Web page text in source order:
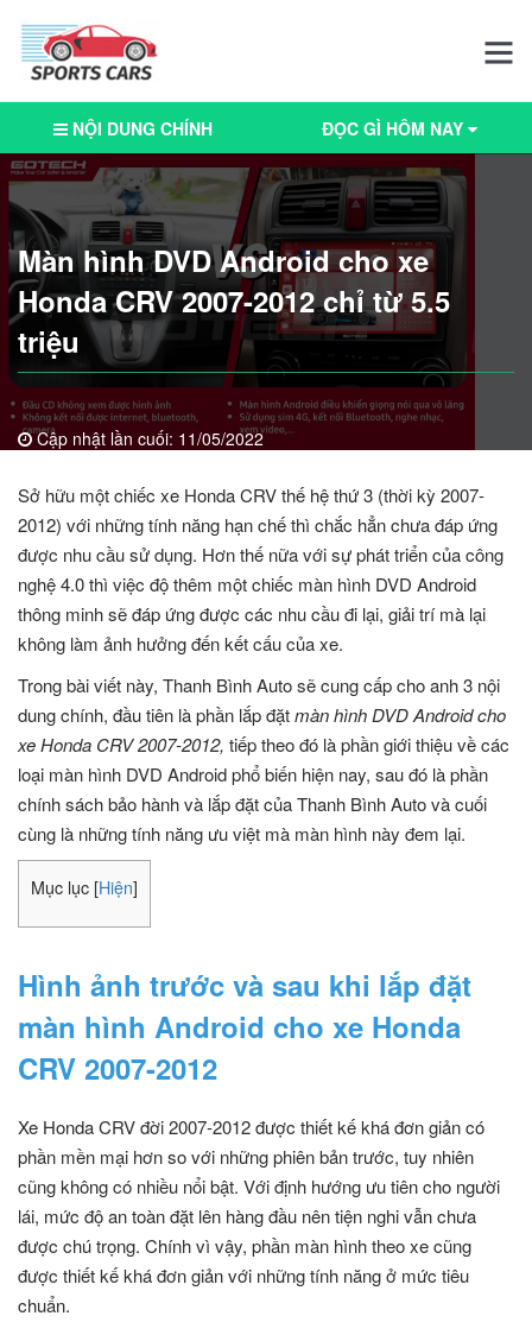
NỘI DUNG CHÍNH ĐỌC GÌ HÔM NAY
Màn hình DVD Android cho xe
Honda CRV 2007-2012 chỉ từ 5.5
triệu
Cập nhật lần cuối: 11/05/2022
Sở hữu một chiếc xe Honda CRV thế hệ thứ 3 (thời kỳ 2007-
2012) với những tính năng hạn chế thì chắc hẳn chưa đáp ứng
được nhu cầu sử dụng. Hơn thế nữa với sự phát triển của công
nghệ 4.0 thì việc độ thêm một chiếc màn hình DVD Android
thông minh sẽ đáp ứng được các nhu cầu đi lại, giải trí mà lại
không làm ảnh hưởng đến kết cấu của xe.
Trong bài viết này, Thanh Bình Auto sẽ cung cấp cho anh 3 nội
dung chính, đầu tiên là phần lắp đặtmàn hình DVD Android cho
xe Honda CRV 2007-2012, tiếp theo đó là phần giới thiệu về các
loại màn hình DVD Android phổ biến hiện nay, sau đó là phần
chính sách bảo hành và lắp đặt của Thanh Bình Auto và cuối
cùng là những tính năng ưu việt mà màn hình này đem lại.
Mục lục [Hiện]
Hình ảnh trước và sau khi lắp đặt
màn hình Android cho xe Honda
CRV 2007-2012
Xe Honda CRV đời 2007-2012 được thiết kế khá đơn giản có
phần mền mại hơn so với những phiên bản trước, tuy nhiên
cũng không có nhiều nổi bật. Với định hướng ưu tiên cho người
lái, mức độ an toàn đặt lên hàng đầu nên tiện nghi vẫn chưa
được chú trọng. Chính vì vậy, phần màn hình theo xe cũng
được thiết kế khá đơn giản với những tính năng ở mức tiêu
chuẩn.